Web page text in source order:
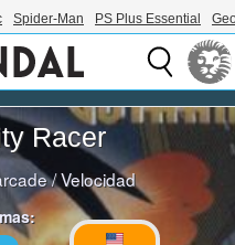
Spider-Man PS Plus Essential
Racer
/Velocidad